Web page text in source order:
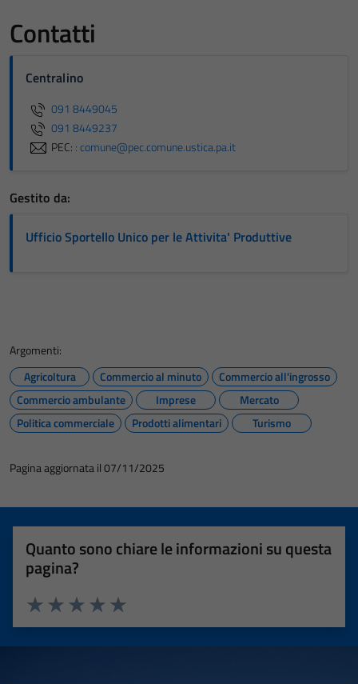
Contatti
Centralino
091 8449045
091 8449237
PEC: : comune@pec.comune.ustica.pa.it
Gestito da:
Ufficio Sportello Unico per le Attivita' Produttive
Argomenti:
Agricoltura
Commercio al minuto
Commercio all'ingrosso
Commercio ambulante
Imprese
Mercato
Politica commerciale
Prodotti alimentari Turismo
Pagina aggiornata il 07/11/2025
Quanto sono chiare le informazioni su questa
pagina?
Valuta 5 stelle su 5
Valuta 4 stelle su 5
Valuta 3 stelle su 5
Valuta 2 stelle su 5
Valuta 1 stelle su 5